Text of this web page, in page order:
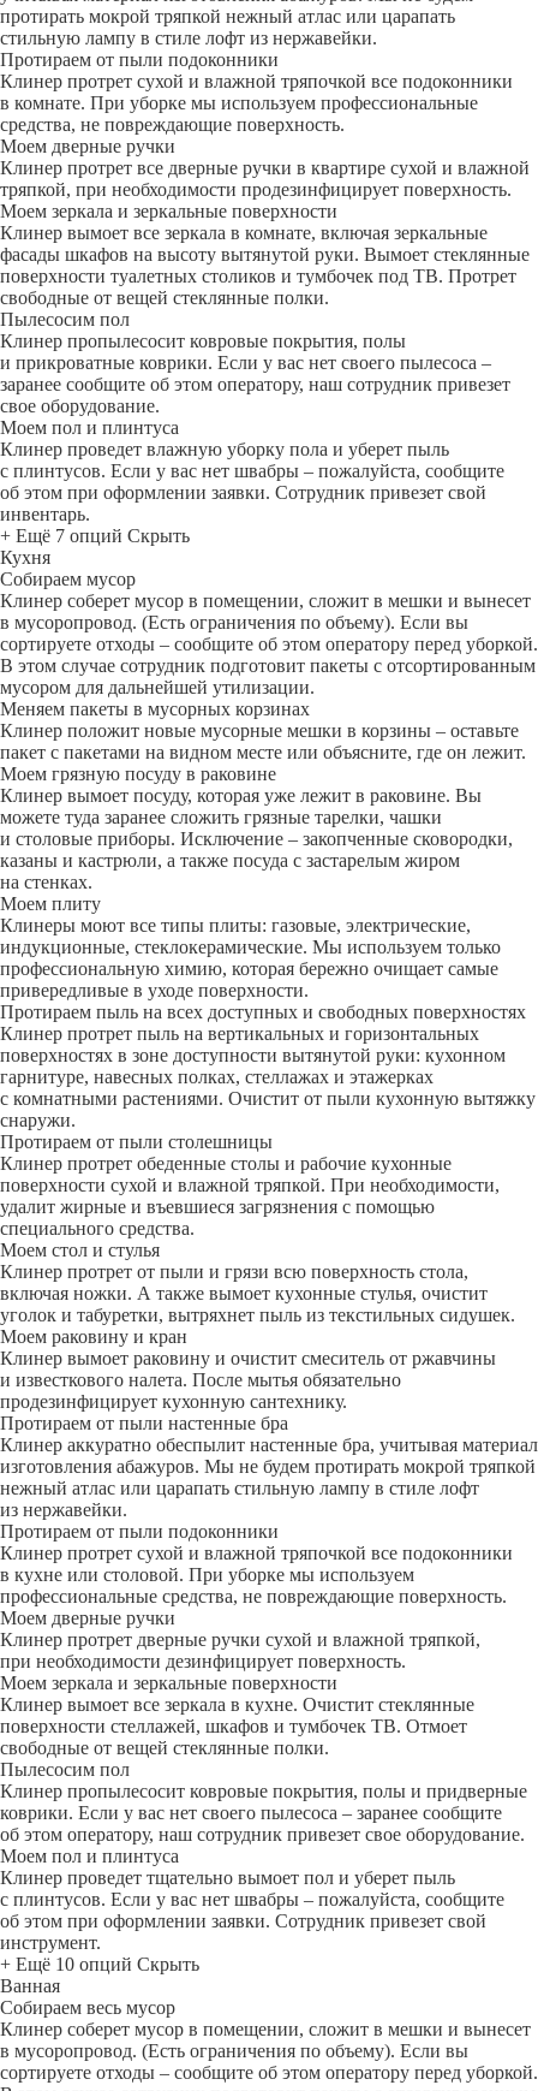
протирать мокрой тряпкой нежный атлас или царапать
стильную лампу в стиле лофт из нержавейки.
Протираем от пыли подоконники
Клинер протрет сухой и влажной тряпочкой все подоконники
в комнате. При уборке мы используем профессиональные
средства, не повреждающие поверхность.
Моем дверные ручки
Клинер протрет все дверные ручки в квартире сухой и влажной
тряпкой, при необходимости продезинфицирует поверхность.
Моем зеркала и зеркальные поверхности
Клинер вымоет все зеркала в комнате, включая зеркальные
фасады шкафов на высоту вытянутой руки. Вымоет стеклянные
поверхности туалетных столиков и тумбочек под ТВ. Протрет
свободные от вещей стеклянные полки.
Пылесосим пол
Клинер пропылесосит ковровые покрытия, полы
и прикроватные коврики. Если у вас нет своего пылесоса –
заранее сообщите об этом оператору, наш сотрудник привезет
свое оборудование.
Моем пол и плинтуса
Клинер проведет влажную уборку пола и уберет пыль
с плинтусов. Если у вас нет швабры – пожалуйста, сообщите
об этом при оформлении заявки. Сотрудник привезет свой
инвентарь.
+ Ещё 7 опций Скрыть
Кухня
Собираем мусор
Клинер соберет мусор в помещении, сложит в мешки и вынесет
в мусоропровод. (Есть ограничения по объему). Если вы
сортируете отходы – сообщите об этом оператору перед уборкой.
В этом случае сотрудник подготовит пакеты с отсортированным
мусором для дальнейшей утилизации.
Меняем пакеты в мусорных корзинах
Клинер положит новые мусорные мешки в корзины – оставьте
пакет с пакетами на видном месте или объясните, где он лежит.
Моем грязную посуду в раковине
Клинер вымоет посуду, которая уже лежит в раковине. Вы
можете туда заранее сложить грязные тарелки, чашки
и столовые приборы. Исключение – закопченные сковородки,
казаны и кастрюли, а также посуда с застарелым жиром
на стенках.
Моем плиту
Клинеры моют все типы плиты: газовые, электрические,
индукционные, стеклокерамические. Мы используем только
профессиональную химию, которая бережно очищает самые
привередливые в уходе поверхности.
Протираем пыль на всех доступных и свободных поверхностях
Клинер протрет пыль на вертикальных и горизонтальных
поверхностях в зоне доступности вытянутой руки: кухонном
гарнитуре, навесных полках, стеллажах и этажерках
с комнатными растениями. Очистит от пыли кухонную вытяжку
снаружи.
Протираем от пыли столешницы
Клинер протрет обеденные столы и рабочие кухонные
поверхности сухой и влажной тряпкой. При необходимости,
удалит жирные и въевшиеся загрязнения с помощью
специального средства.
Моем стол и стулья
Клинер протрет от пыли и грязи всю поверхность стола,
включая ножки. А также вымоет кухонные стулья, очистит
уголок и табуретки, вытряхнет пыль из текстильных сидушек.
Моем раковину и кран
Клинер вымоет раковину и очистит смеситель от ржавчины
и известкового налета. После мытья обязательно
продезинфицирует кухонную сантехнику.
Протираем от пыли настенные бра
Клинер аккуратно обеспылит настенные бра, учитывая материал
изготовления абажуров. Мы не будем протирать мокрой тряпкой
нежный атлас или царапать стильную лампу в стиле лофт
из нержавейки.
Протираем от пыли подоконники
Клинер протрет сухой и влажной тряпочкой все подоконники
в кухне или столовой. При уборке мы используем
профессиональные средства, не повреждающие поверхность.
Моем дверные ручки
Клинер протрет дверные ручки сухой и влажной тряпкой,
при необходимости дезинфицирует поверхность.
Моем зеркала и зеркальные поверхности
Клинер вымоет все зеркала в кухне. Очистит стеклянные
поверхности стеллажей, шкафов и тумбочек ТВ. Отмоет
свободные от вещей стеклянные полки.
Пылесосим пол
Клинер пропылесосит ковровые покрытия, полы и придверные
коврики. Если у вас нет своего пылесоса – заранее сообщите
об этом оператору, наш сотрудник привезет свое оборудование.
Моем пол и плинтуса
Клинер проведет тщательно вымоет пол и уберет пыль
с плинтусов. Если у вас нет швабры – пожалуйста, сообщите
об этом при оформлении заявки. Сотрудник привезет свой
инструмент.
+ Ещё 10 опций Скрыть
Ванная
Собираем весь мусор
Клинер соберет мусор в помещении, сложит в мешки и вынесет
в мусоропровод. (Есть ограничения по объему). Если вы
сортируете отходы – сообщите об этом оператору перед уборкой.